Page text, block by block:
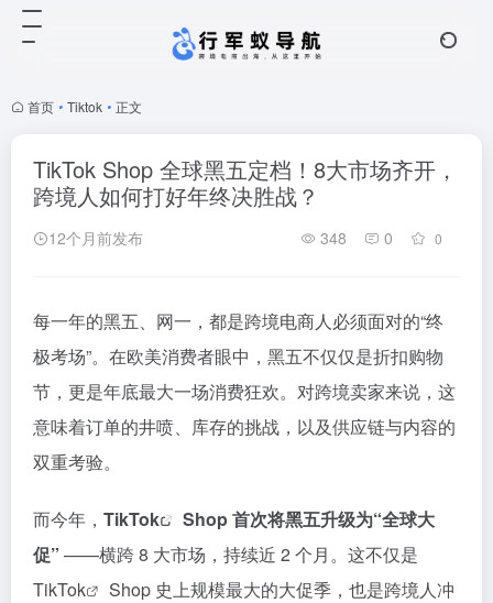
首页 • Tiktok • 正文
TikTok Shop 全球黑五定档！8大市场齐开，
跨境人如何打好年终决胜战？
12个月前发布 348 0 0
每一年的黑五、网一，都是跨境电商人必须面对的“终
极考场”。在欧美消费者眼中，黑五不仅仅是折扣购物
节，更是年底最大一场消费狂欢。对跨境卖家来说，这
意味着订单的井喷、库存的挑战，以及供应链与内容的
双重考验。
而今年， TikTok
Shop 首次将黑五升级为“全球大
促” ——横跨 8 大市场，持续近 2 个月。这不仅是
TikTok
Shop 史上规模最大的大促季，也是跨境人冲